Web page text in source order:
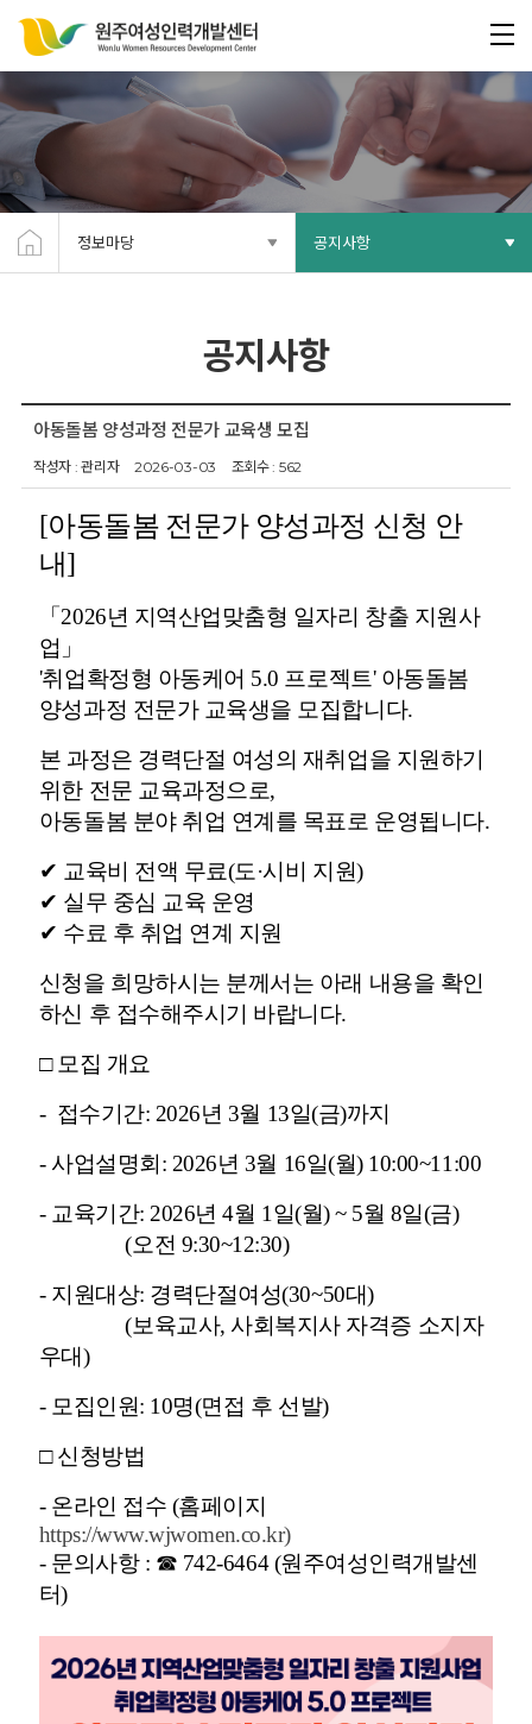
정보마당 공지사항
공지사항
아동돌봄 양성과정 전문가 교육생 모집
작성자 : 관리자 2026-03-03 조회수 : 562
[아동돌봄 전문가 양성과정 신청 안
내]
「2026년 지역산업맞춤형 일자리 창출 지원사
업」
'취업확정형 아동케어 5.0 프로젝트' 아동돌봄
양성과정 전문가 교육생을 모집합니다.
본 과정은 경력단절 여성의 재취업을 지원하기
위한 전문 교육과정으로,
아동돌봄 분야 취업 연계를 목표로 운영됩니다.
✔ 교육비 전액 무료(도·시비 지원)
✔ 실무 중심 교육 운영
✔ 수료 후 취업 연계 지원
신청을 희망하시는 분께서는 아래 내용을 확인
하신 후 접수해주시기 바랍니다.
□ 모집 개요
- 접수기간: 2026년 3월 13일(금)까지
- 사업설명회: 2026년 3월 16일(월) 10:00~11:00
- 교육기간: 2026년 4월 1일(월) ~ 5월 8일(금)
(오전 9:30~12:30)
- 지원대상: 경력단절여성(30~50대)
(보육교사, 사회복지사 자격증 소지자
우대)
- 모집인원: 10명(면접 후 선발)
□ 신청방법
- 온라인 접수 (홈페이지
https://www.wjwomen.co.kr)
- 문의사항 : ☎ 742-6464 (원주여성인력개발센
터)